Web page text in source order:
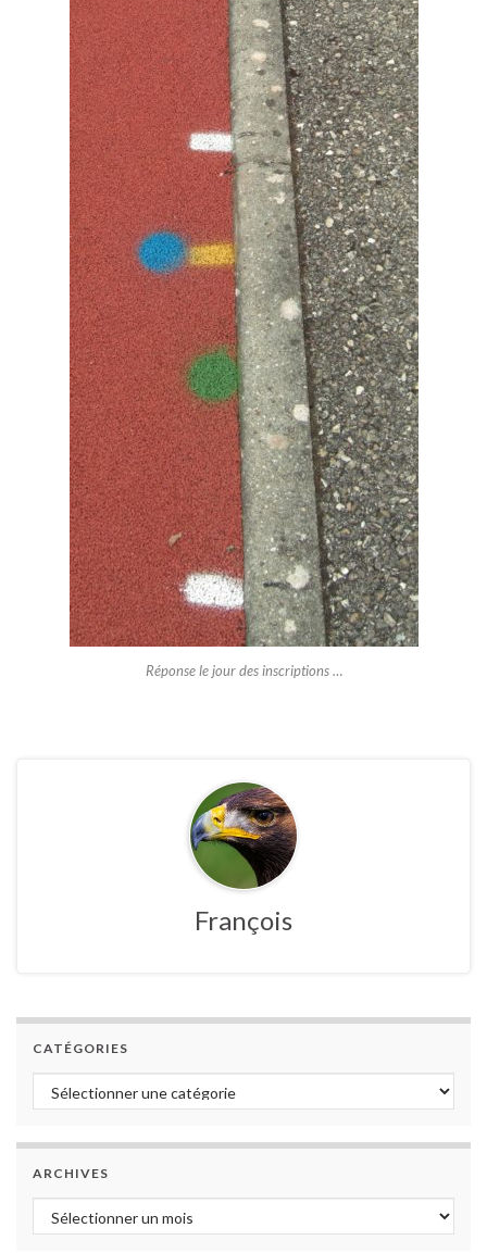
Réponse le jour des inscriptions …
François
CATÉGORIES
Catégories
ARCHIVES
Archives